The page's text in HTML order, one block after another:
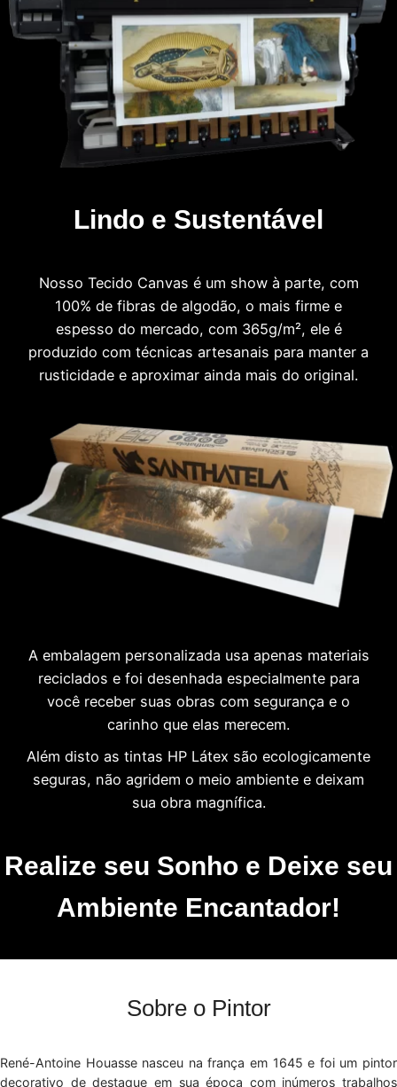
Lindo e Sustentável
Nosso Tecido Canvas é um show à parte, com
100% de fibras de algodão, o mais firme e
espesso do mercado, com 365g/m², ele é
produzido com técnicas artesanais para manter a
rusticidade e aproximar ainda mais do original.
A embalagem personalizada usa apenas materiais
reciclados e foi desenhada especialmente para
você receber suas obras com segurança e o
carinho que elas merecem.
Além disto as tintas HP Látex são ecologicamente
seguras, não agridem o meio ambiente e deixam
sua obra magnífica.
Realize seu Sonho e Deixe seu
Ambiente Encantador!
Sobre o Pintor
René-Antoine Houasse nasceu na frança em 1645 e foi um pintor
decorativo de destaque em sua época com inúmeros trabalhos